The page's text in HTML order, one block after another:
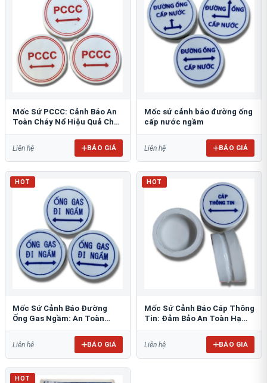
Mốc Sứ PCCC: Cảnh Báo An
Toàn Cháy Nổ Hiệu Quả Cho
Liên hệ BÁO GIÁ
Mốc sứ cảnh báo đường ống
cấp nước ngầm
Liên hệ BÁO GIÁ
HOT
Mốc Sứ Cảnh Báo Đường
Ống Gas Ngầm: An Toàn
Liên hệ BÁO GIÁ
HOT
Mốc Sứ Cảnh Báo Cáp Thông
Tin: Đảm Bảo An Toàn Hạ
Liên hệ BÁO GIÁ
HOT